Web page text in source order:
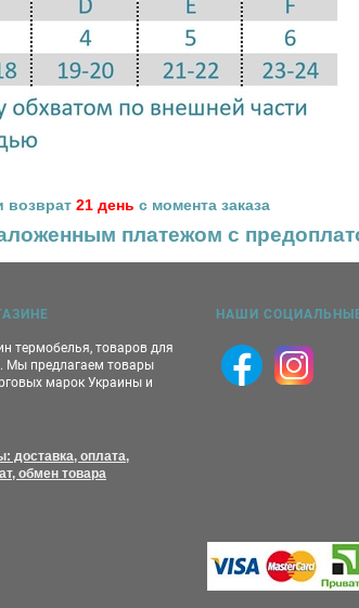
возврат 21 день с момента заказа
платежом с
термобелья, товаров для
Мы предлагаем товары
марок Украины и
доставка, оплата,
обмен товара
НАШИ